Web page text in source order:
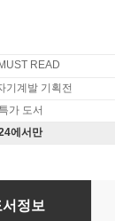
READ
기계발 기획전
가 도서
에서만
래보고서 2025
서정보